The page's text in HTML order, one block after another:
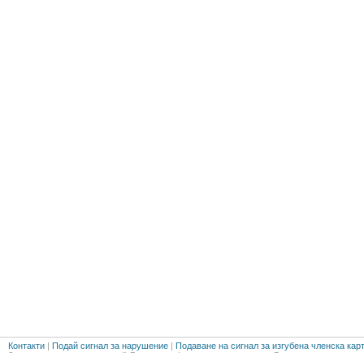
Контакти | Подай сигнал за нарушение | Подаване на сигнал за изгубена членска